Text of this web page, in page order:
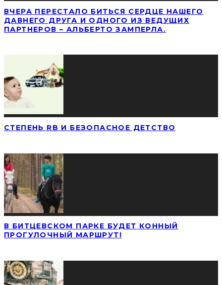
ВЧЕРА ПЕРЕСТАЛО БИТЬСЯ СЕРДЦЕ НАШЕГО
ДАВНЕГО ДРУГА И ОДНОГО ИЗ ВЕДУЩИХ
ПАРТНЕРОВ – АЛЬБЕРТО ЗАМПЕРЛА.
СТЕПЕНЬ RB И БЕЗОПАСНОЕ ДЕТСТВО
В БИТЦЕВСКОМ ПАРКЕ БУДЕТ КОННЫЙ
ПРОГУЛОЧНЫЙ МАРШРУТ!